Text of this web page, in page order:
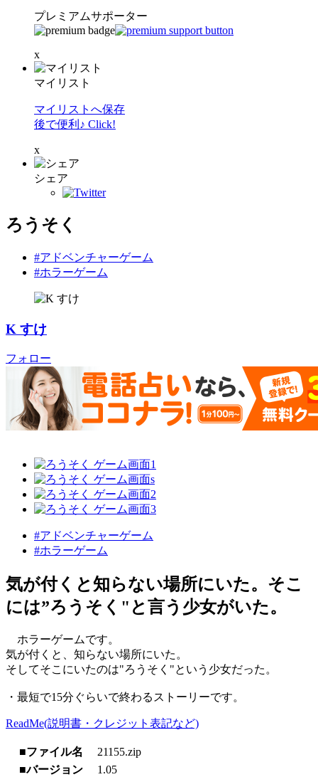
プレミアムサポーター
x
マイリスト
マイリストへ保存
後で便利♪ Click!
x
シェア
ろうそく
#アドベンチャーゲーム
#ホラーゲーム
K すけ
フォロー
#アドベンチャーゲーム
#ホラーゲーム
気が付くと知らない場所にいた。そこ
には”ろうそく"と言う少女がいた。
ホラーゲームです。
気が付くと、知らない場所にいた。
そしてそこにいたのは"ろうそく"という少女だった。
・最短で15分ぐらいで終わるストーリーです。
ReadMe(説明書・クレジット表記など)
■ファイル名
21155.zip
■バージョン
1.05